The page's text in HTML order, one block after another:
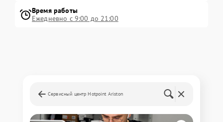
Время работы
Ежедневно с 9:00 до 21:00
Сервисный центр Hotpoint Ariston